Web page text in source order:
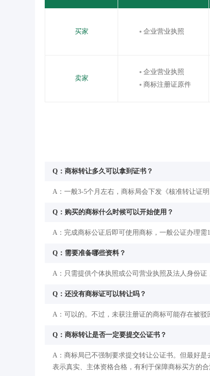
买家 企业营业执照
卖家
企业营业执照
商标注册证原件
Q：商标转让多久可以拿到证书？
A：一般3-5个月左右，商标局会下发《核准转让证明
Q：购买的商标什么时候可以开始使用？
A：完成商标公证后即可使用商标，一般公证办理需
Q：需要准备哪些资料？
A：只需提供个体执照或公司营业执照及法人身份证
Q：还没有商标证可以转让吗？
A：可以的。不过，未获注册证的商标可能存在被
Q：商标转让是否一定要提交公证书？
A：商标局已不强制要求提交转让公证书。但最好
表示真实、主体资格合格，有利于保障商标买方的